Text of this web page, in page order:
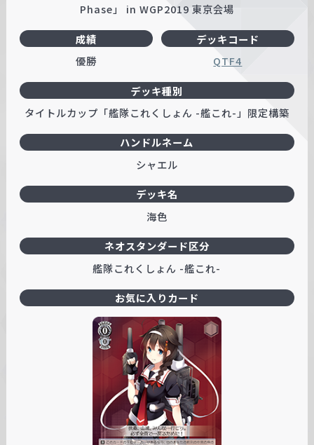
Phase」 in WGP2019 東京会場
成績
優勝
ハンドルネーム
シャエル
デッキコード
QTF4
デッキ名
海色
デッキ種別
タイトルカップ「艦隊これくしょん -艦これ-」限定構築
ネオスタンダード区分
艦隊これくしょん -艦これ-
お気に入りカード